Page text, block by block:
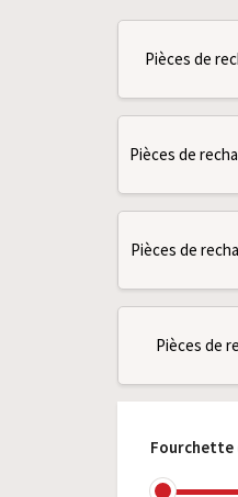
Pièces de
Pièces de
Pièces de
Pièces de
Fourchette